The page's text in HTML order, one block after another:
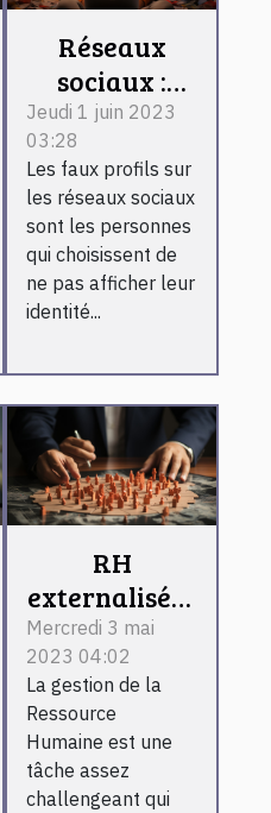
Réseaux
sociaux :
comment
reconnaître
un faux
profil ?
Jeudi 1 juin 2023
03:28
Les faux profils sur
les réseaux sociaux
sont les personnes
qui choisissent de
ne pas afficher leur
identité...
RH
externalisée :
comment
fonctionne-t-
il ?
Mercredi 3 mai
2023 04:02
La gestion de la
Ressource
Humaine est une
tâche assez
challengeant qui